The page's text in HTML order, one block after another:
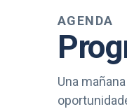
AGENDA
Una